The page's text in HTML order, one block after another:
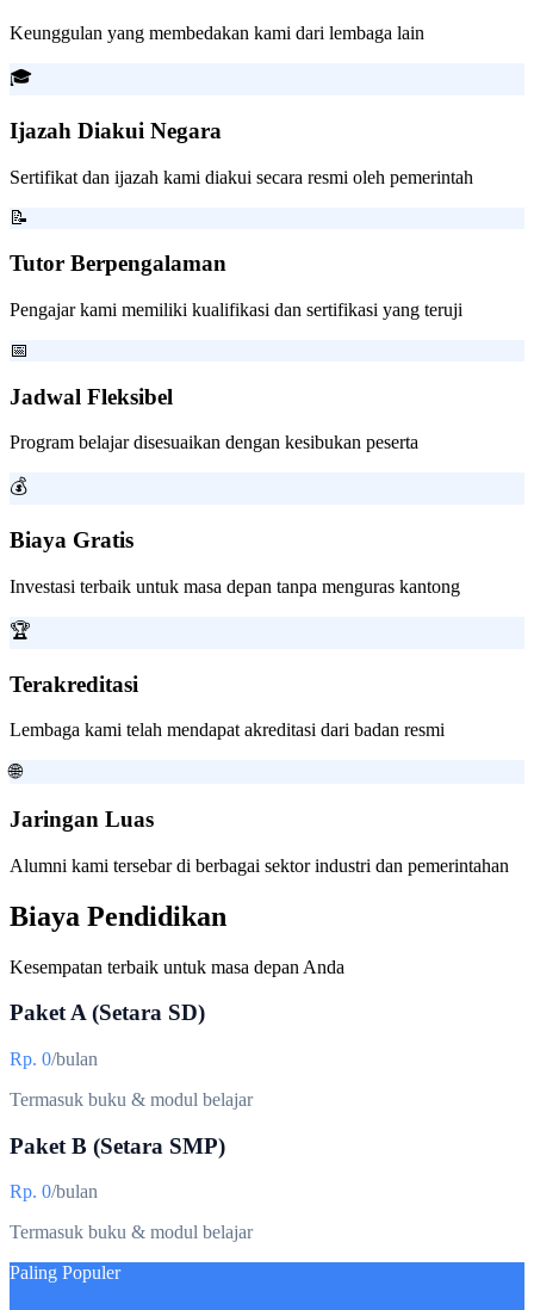
Keunggulan yang membedakan kami dari lembaga lain
🎓
Ijazah Diakui Negara
Sertifikat dan ijazah kami diakui secara resmi oleh pemerintah
📝
Tutor Berpengalaman
Pengajar kami memiliki kualifikasi dan sertifikasi yang teruji
📅
Jadwal Fleksibel
Program belajar disesuaikan dengan kesibukan peserta
💰
Biaya Gratis
Investasi terbaik untuk masa depan tanpa menguras kantong
🏆
Terakreditasi
Lembaga kami telah mendapat akreditasi dari badan resmi
🌐
Jaringan Luas
Alumni kami tersebar di berbagai sektor industri dan pemerintahan
Biaya Pendidikan
Kesempatan terbaik untuk masa depan Anda
Paket A (Setara SD)
Rp. 0/bulan
Termasuk buku & modul belajar
Paket B (Setara SMP)
Rp. 0/bulan
Termasuk buku & modul belajar
Paling Populer